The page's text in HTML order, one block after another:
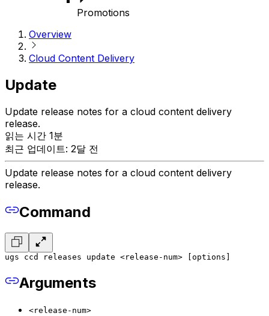
Promotions
Overview
Cloud Content Delivery
Update
Update release notes for a cloud content delivery
release.
읽는 시간 1분
최근 업데이트: 2달 전
Update release notes for a cloud content delivery
release.
Command
ugs ccd releases update <release-num> [options]
Arguments
<release-num>